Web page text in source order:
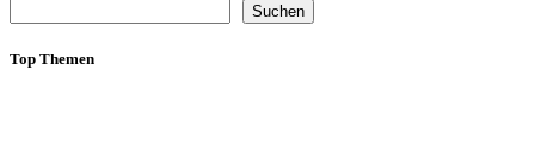
Suchen
Top Themen